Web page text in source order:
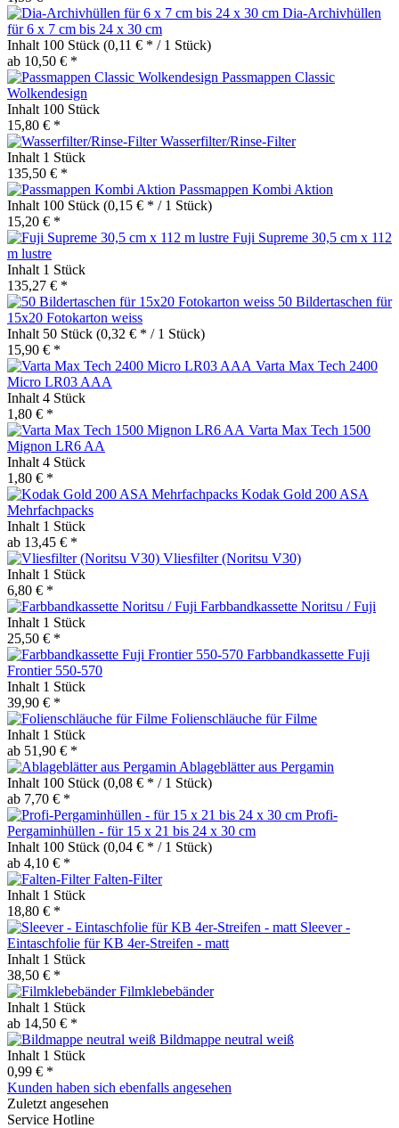
Dia-Archivhüllen
für 6 x 7 cm bis 24 x 30 cm
Inhalt 100 Stück (0,11 € * / 1 Stück)
ab 10,50 € *
Passmappen Classic
Wolkendesign
Inhalt 100 Stück
15,80 € *
Wasserfilter/Rinse-Filter
Inhalt 1 Stück
135,50 € *
Passmappen Kombi Aktion
Inhalt 100 Stück (0,15 € * / 1 Stück)
15,20 € *
Fuji Supreme 30,5 cm x 112
m lustre
Inhalt 1 Stück
135,27 € *
50 Bildertaschen für
15x20 Fotokarton weiss
Inhalt 50 Stück (0,32 € * / 1 Stück)
15,90 € *
Varta Max Tech 2400
Micro LR03 AAA
Inhalt 4 Stück
1,80 € *
Varta Max Tech 1500
Mignon LR6 AA
Inhalt 4 Stück
1,80 € *
Kodak Gold 200 ASA
Mehrfachpacks
Inhalt 1 Stück
ab 13,45 € *
Vliesfilter (Noritsu V30)
Inhalt 1 Stück
6,80 € *
Farbbandkassette Noritsu / Fuji
Inhalt 1 Stück
25,50 € *
Farbbandkassette Fuji
Frontier 550-570
Inhalt 1 Stück
39,90 € *
Folienschläuche für Filme
Inhalt 1 Stück
ab 51,90 € *
Ablageblätter aus Pergamin
Inhalt 100 Stück (0,08 € * / 1 Stück)
ab 7,70 € *
Profi-
Pergaminhüllen - für 15 x 21 bis 24 x 30 cm
Inhalt 100 Stück (0,04 € * / 1 Stück)
ab 4,10 € *
Falten-Filter
Inhalt 1 Stück
18,80 € *
Sleever -
Eintaschfolie für KB 4er-Streifen - matt
Inhalt 1 Stück
38,50 € *
Filmklebebänder
Inhalt 1 Stück
ab 14,50 € *
Bildmappe neutral weiß
Inhalt 1 Stück
0,99 € *
Kunden haben sich ebenfalls angesehen
Zuletzt angesehen
Service Hotline